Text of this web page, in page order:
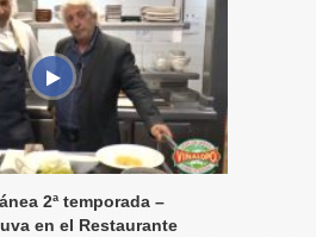
2ª temporada –
en el Restaurante